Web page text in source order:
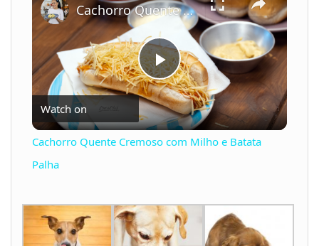
P
l
y
Cachorro Quente Cremoso com Milho e Batata Palha
Watch on
Cachorro Quente Cremoso com Milho e Batata
Palha